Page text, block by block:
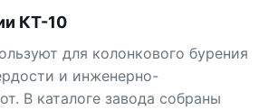
КТ-10
для колонкового бурения
и инженерно-
В каталоге завода собраны